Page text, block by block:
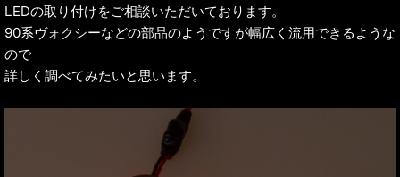
LEDの取り付けをご相談いただいております。
90系ヴォクシーなどの部品のようですが幅広く流用できるような
ので
詳しく調べてみたいと思います。